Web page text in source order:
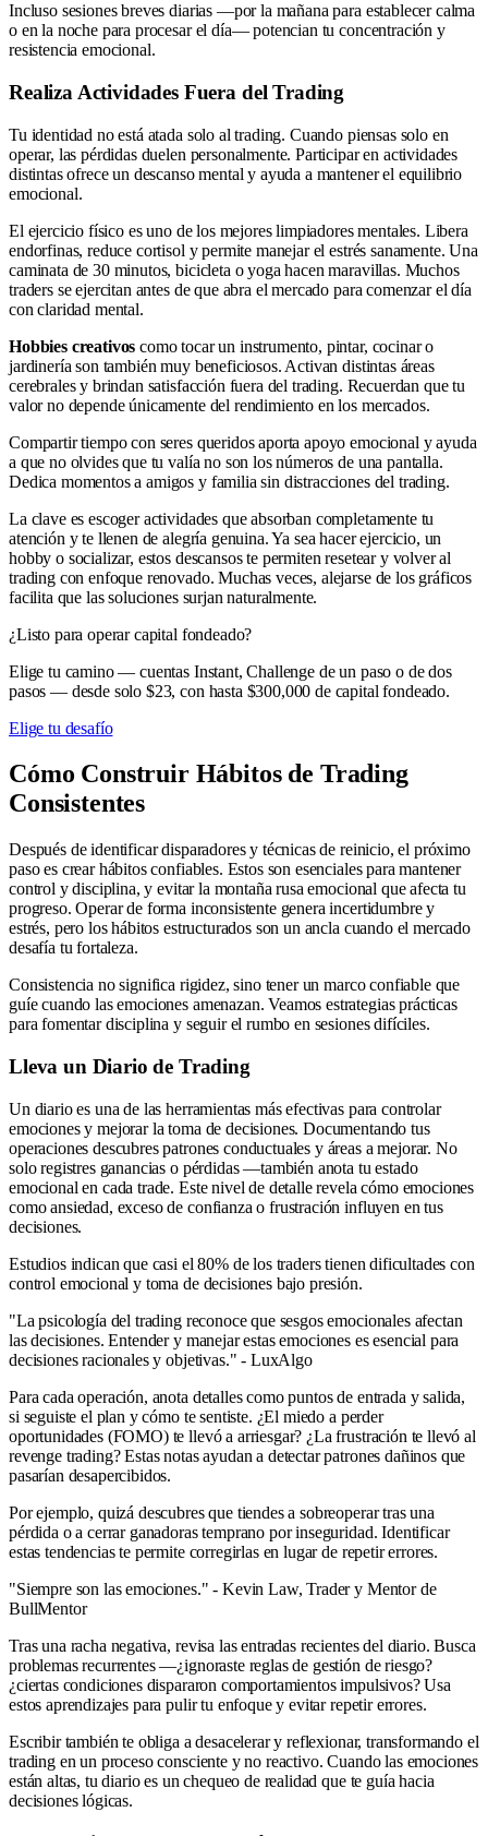
Incluso sesiones breves diarias —por la mañana para establecer calma
o en la noche para procesar el día— potencian tu concentración y
resistencia emocional.
Realiza Actividades Fuera del Trading
Tu identidad no está atada solo al trading. Cuando piensas solo en
operar, las pérdidas duelen personalmente. Participar en actividades
distintas ofrece un descanso mental y ayuda a mantener el equilibrio
emocional.
El ejercicio físico es uno de los mejores limpiadores mentales. Libera
endorfinas, reduce cortisol y permite manejar el estrés sanamente. Una
caminata de 30 minutos, bicicleta o yoga hacen maravillas. Muchos
traders se ejercitan antes de que abra el mercado para comenzar el día
con claridad mental.
Hobbies creativos como tocar un instrumento, pintar, cocinar o
jardinería son también muy beneficiosos. Activan distintas áreas
cerebrales y brindan satisfacción fuera del trading. Recuerdan que tu
valor no depende únicamente del rendimiento en los mercados.
Compartir tiempo con seres queridos aporta apoyo emocional y ayuda
a que no olvides que tu valía no son los números de una pantalla.
Dedica momentos a amigos y familia sin distracciones del trading.
La clave es escoger actividades que absorban completamente tu
atención y te llenen de alegría genuina. Ya sea hacer ejercicio, un
hobby o socializar, estos descansos te permiten resetear y volver al
trading con enfoque renovado. Muchas veces, alejarse de los gráficos
facilita que las soluciones surjan naturalmente.
¿Listo para operar capital fondeado?
Elige tu camino — cuentas Instant, Challenge de un paso o de dos
pasos — desde solo $23, con hasta $300,000 de capital fondeado.
Elige tu desafío
Cómo Construir Hábitos de Trading
Consistentes
Después de identificar disparadores y técnicas de reinicio, el próximo
paso es crear hábitos confiables. Estos son esenciales para mantener
control y disciplina, y evitar la montaña rusa emocional que afecta tu
progreso. Operar de forma inconsistente genera incertidumbre y
estrés, pero los hábitos estructurados son un ancla cuando el mercado
desafía tu fortaleza.
Consistencia no significa rigidez, sino tener un marco confiable que
guíe cuando las emociones amenazan. Veamos estrategias prácticas
para fomentar disciplina y seguir el rumbo en sesiones difíciles.
Lleva un Diario de Trading
Un diario es una de las herramientas más efectivas para controlar
emociones y mejorar la toma de decisiones. Documentando tus
operaciones descubres patrones conductuales y áreas a mejorar. No
solo registres ganancias o pérdidas —también anota tu estado
emocional en cada trade. Este nivel de detalle revela cómo emociones
como ansiedad, exceso de confianza o frustración influyen en tus
decisiones.
Estudios indican que casi el 80% de los traders tienen dificultades con
control emocional y toma de decisiones bajo presión.
"La psicología del trading reconoce que sesgos emocionales afectan
las decisiones. Entender y manejar estas emociones es esencial para
decisiones racionales y objetivas." - LuxAlgo
Para cada operación, anota detalles como puntos de entrada y salida,
si seguiste el plan y cómo te sentiste. ¿El miedo a perder
oportunidades (FOMO) te llevó a arriesgar? ¿La frustración te llevó al
revenge trading? Estas notas ayudan a detectar patrones dañinos que
pasarían desapercibidos.
Por ejemplo, quizá descubres que tiendes a sobreoperar tras una
pérdida o a cerrar ganadoras temprano por inseguridad. Identificar
estas tendencias te permite corregirlas en lugar de repetir errores.
"Siempre son las emociones." - Kevin Law, Trader y Mentor de
BullMentor
Tras una racha negativa, revisa las entradas recientes del diario. Busca
problemas recurrentes —¿ignoraste reglas de gestión de riesgo?
¿ciertas condiciones dispararon comportamientos impulsivos? Usa
estos aprendizajes para pulir tu enfoque y evitar repetir errores.
Escribir también te obliga a desacelerar y reflexionar, transformando el
trading en un proceso consciente y no reactivo. Cuando las emociones
están altas, tu diario es un chequeo de realidad que te guía hacia
decisiones lógicas.